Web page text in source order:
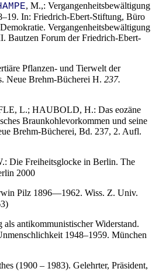
, M.,: Vergangenheitsbewältigung
In: Friedrich-Ebert-Stiftung, Büro
Vergangenheitsbewältigung
Bautzen Forum der Friedrich-Ebert-
Pflanzen- und Tierwelt der
Neue Brehm-Bücherei H. 237.
L.; HAUBOLD, H.: Das eozäne
Braunkohlevorkommen und seine
Brehm-Bücherei, Bd. 237, 2. Aufl.
Die Freiheitsglocke in Berlin. The
2000
Pilz 1896—1962. Wiss. Z. Univ.
antikommunistischer Widerstand.
1948–1959. München
(1900 – 1983). Gelehrter, Präsident,